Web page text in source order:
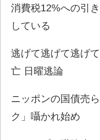
消費税12%への引
している
逃げて逃げて逃げ
亡 日曜逃論
ニッポンの国債売
ク」囁かれ始め